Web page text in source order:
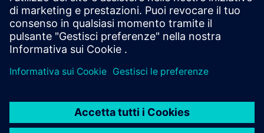
Questo tipo di richiesta è adatto a gruppi più numerosi (da 6
persone in su). Dopo aver fornito i tuoi dati di contatto e le tue
esigenze formative, riceverai un preventivo da parte nostra.
Richiedi un preventivo esclusivo